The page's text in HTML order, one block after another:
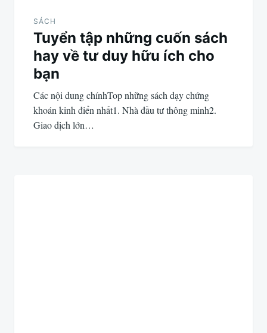
SÁCH
Tuyển tập những cuốn sách
hay về tư duy hữu ích cho
bạn
Các nội dung chínhTop những sách dạy chứng
khoán kinh điển nhất1. Nhà đầu tư thông minh2.
Giao dịch lớn…